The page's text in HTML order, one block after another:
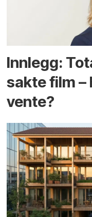
Innlegg:
sakte film –
vente?